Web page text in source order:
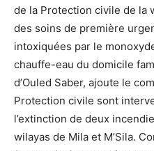
de la Protection civile de la
des soins de première
intoxiquées par le
chauffe-eau du domicile
d’Ouled Saber, ajoute le
Protection civile sont
l’extinction de deux
wilayas de Mila et M’Sila.